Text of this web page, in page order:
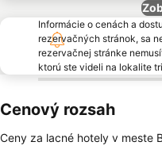
Informácie o cenách a
rezervačných stránok, sa
rezervačnej stránke
ktorú ste videli na lokalite
Cenový rozsah
Ceny za lacné hotely v meste